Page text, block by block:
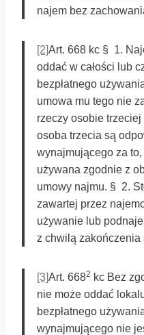
najem bez
[2]Art. 668 kc § 1.
oddać w całości lub
bezpłatnego
umowa mu tego nie
rzeczy osobie
osoba trzecia są
wynajmującego za
używana zgodnie z
umowy najmu. § 2.
zawartej przez
używanie lub
z chwilą zakończenia
[3]Art. 6682 kc Bez
nie może oddać
bezpłatnego
wynajmującego nie